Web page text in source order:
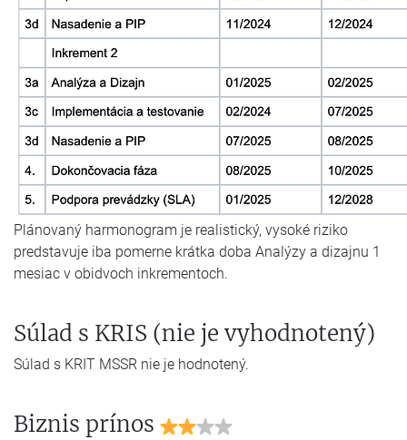
Plánovaný harmonogram je realistický, vysoké riziko
predstavuje iba pomerne krátka doba Analýzy a dizajnu 1
mesiac v obidvoch inkrementoch.
Súlad s KRIS (nie je vyhodnotený)
Súlad s KRIT MSSR nie je hodnotený.
Biznis prínos